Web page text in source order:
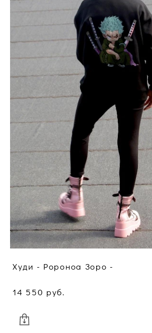
Худи - Ророноа Зоро -
14 550 pуб.